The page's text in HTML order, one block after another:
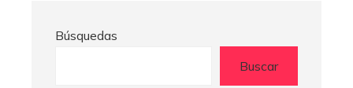
Búsquedas
Buscar